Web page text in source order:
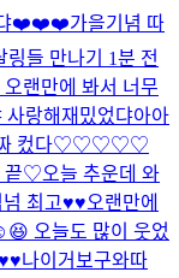
댜❤️❤️❤️가을기념 따
링들 만나기 1분 전
랜만에 봐서 너무
랑해재밌었댜아아
인짜 컸다♡♡♡♡♡
끝♡오늘 추운데 와
최고♥♥오랜만에
오늘도 많이 웃었
나이거보구와따